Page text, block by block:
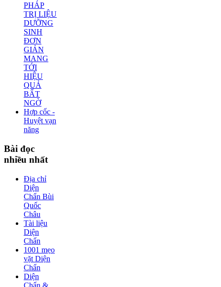
PHÁP
TRỊ LIỆU
DƯỠNG
SINH
ĐƠN
GIẢN
MANG
TỚI
HIỆU
QUẢ
BẤT
NGỜ
Hợp cốc -
Huyệt vạn
năng
Bài đọc
nhiều nhất
Địa chỉ
Diện
Chẩn Bùi
Quốc
Châu
Tài liệu
Diện
Chẩn
1001 mẹo
vặt Diện
Chẩn
Diện
Chẩn &